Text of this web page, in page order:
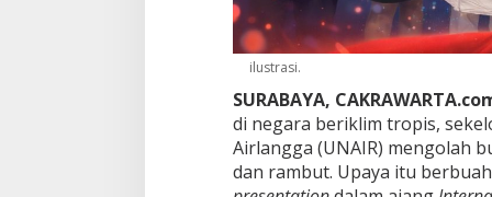
t
a
n
b
u
h
,
ilustrasi.
SURABAYA,
di negara beriklim tropis,
Airlangga (UNAIR) mengolah
dan rambut. Upaya itu